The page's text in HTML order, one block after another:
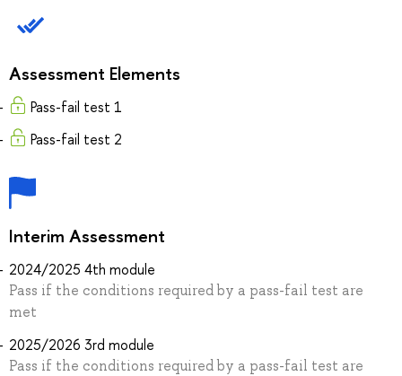
Assessment Elements
Pass-fail test 1
Pass-fail test 2
Interim Assessment
2024/2025 4th module
Pass if the conditions required by a pass-fail test are
met
2025/2026 3rd module
Pass if the conditions required by a pass-fail test are